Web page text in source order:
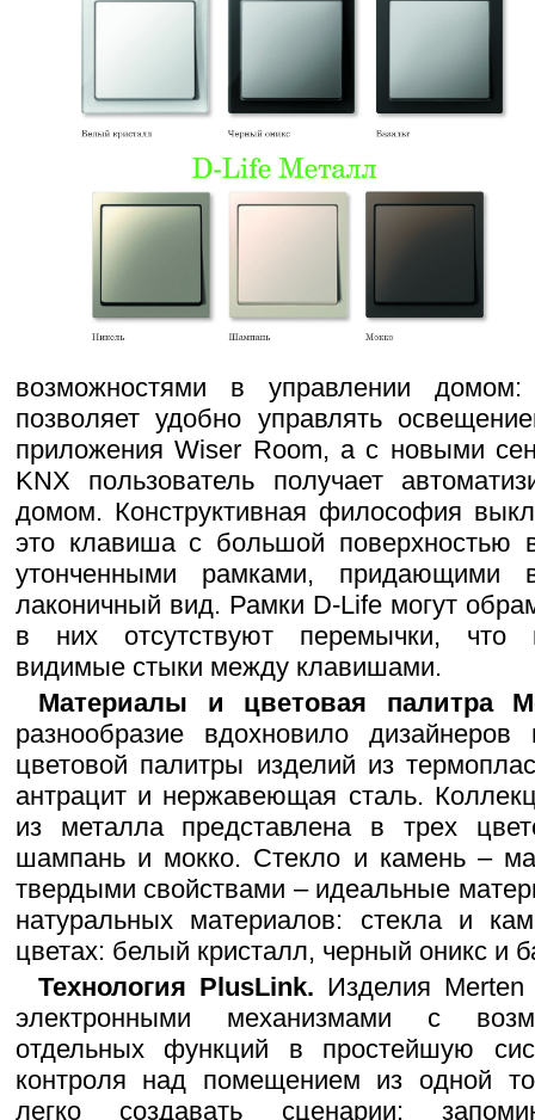
возможностями в управлении домом:
позволяет удобно управлять
приложения Wiser Room, а с новыми
KNX пользователь получает
домом. Конструктивная философия
это клавиша с большой поверхностью
утонченными рамками,
лаконичный вид. Рамки D-Life могут
в них отсутствуют перемычки, что
видимые стыки между клавишами.
Материалы и цветовая палитра
разнообразие вдохновило
цветовой палитры изделий из
антрацит и нержавеющая сталь.
из металла представлена в трех
шампань и мокко. Стекло и камень –
твердыми свойствами – идеальные
натуральных материалов: стекла и
цветах: белый кристалл, черный оникс и
Технология PlusLink. Изделия
электронными механизмами с
отдельных функций в простейшую
контроля над помещением из одной
легко создавать сценарии: